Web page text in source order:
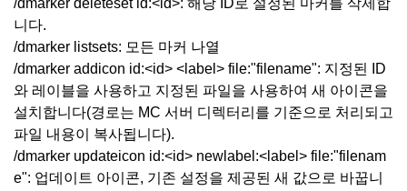
/dmarker deleteset id:<id>: 해당 ID로 설정된 마커를 삭제합
니다.
/dmarker listsets: 모든 마커 나열
/dmarker addicon id:<id> <label> file:"filename": 지정된 ID
와 레이블을 사용하고 지정된 파일을 사용하여 새 아이콘을
설치합니다(경로는 MC 서버 디렉터리를 기준으로 처리되고
파일 내용이 복사됩니다).
/dmarker updateicon id:<id> newlabel:<label> file:"filenam
e": 업데이트 아이콘, 기존 설정을 제공된 새 값으로 바꿉니